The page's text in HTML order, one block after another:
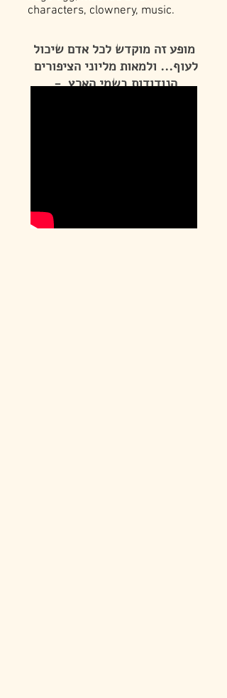
מופע זה מוקדש לכל אדם שיכול
לעוף... ולמאות מליוני הציפורים
הנודודות בשמי הארץ -
characters, clownery, music.